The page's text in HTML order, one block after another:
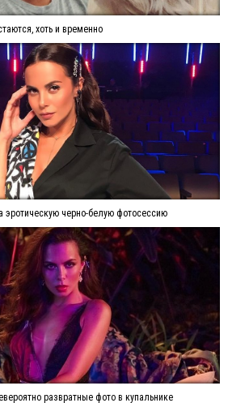
хоть и временно
эротическую черно-белую фотосессию
развратные фото в купальнике